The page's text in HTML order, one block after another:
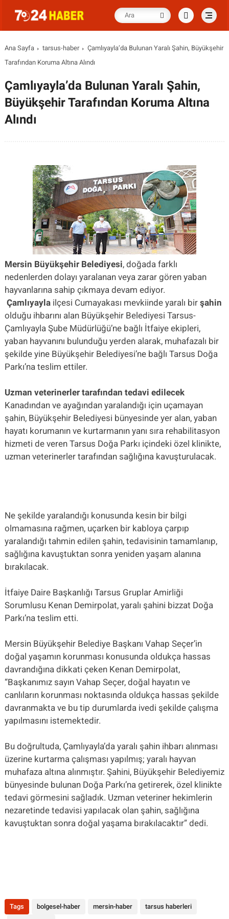
Ana Sayfa tarsus-haber
Çamlıyayla’da Bulunan Yaralı Şahin, Büyükşehir
Tarafından Koruma Altına Alındı
Çamlıyayla’da Bulunan Yaralı Şahin,
Büyükşehir Tarafından Koruma Altına
Alındı
Mersin Büyükşehir Belediyesi, doğada farklı
nedenlerden dolayı yaralanan veya zarar gören yaban
hayvanlarına sahip çıkmaya devam ediyor.
Çamlıyaylailçesi Cumayakası mevkiinde yaralı bir şahin
olduğu ihbarını alan Büyükşehir Belediyesi Tarsus-
Çamlıyayla Şube Müdürlüğü’ne bağlı İtfaiye ekipleri,
yaban hayvanını bulunduğu yerden alarak, muhafazalı bir
şekilde yine Büyükşehir Belediyesi’ne bağlı Tarsus Doğa
Parkı’na teslim ettiler.
Uzman veterinerler tarafından tedavi edilecek
Kanadından ve ayağından yaralandığı için uçamayan
şahin, Büyükşehir Belediyesi bünyesinde yer alan, yaban
hayatı korumanın ve kurtarmanın yanı sıra rehabilitasyon
hizmeti de veren Tarsus Doğa Parkı içindeki özel klinikte,
uzman veterinerler tarafından sağlığına kavuşturulacak.
Ne şekilde yaralandığı konusunda kesin bir bilgi
olmamasına rağmen, uçarken bir kabloya çarpıp
yaralandığı tahmin edilen şahin, tedavisinin tamamlanıp,
sağlığına kavuştuktan sonra yeniden yaşam alanına
bırakılacak.
İtfaiye Daire Başkanlığı Tarsus Gruplar Amirliği
Sorumlusu Kenan Demirpolat, yaralı şahini bizzat Doğa
Parkı’na teslim etti.
Mersin Büyükşehir Belediye Başkanı Vahap Seçer’in
doğal yaşamın korunması konusunda oldukça hassas
davrandığına dikkati çeken Kenan Demirpolat,
“Başkanımız sayın Vahap Seçer, doğal hayatın ve
canlıların korunması noktasında oldukça hassas şekilde
davranmakta ve bu tip durumlarda ivedi şekilde çalışma
yapılmasını istemektedir.
Bu doğrultuda, Çamlıyayla’da yaralı şahin ihbarı alınması
üzerine kurtarma çalışması yapılmış; yaralı hayvan
muhafaza altına alınmıştır. Şahini, Büyükşehir Belediyemiz
bünyesinde bulunan Doğa Parkı’na getirerek, özel klinikte
tedavi görmesini sağladık. Uzman veteriner hekimlerin
nezaretinde tedavisi yapılacak olan şahin, sağlığına
kavuştuktan sonra doğal yaşama bırakılacaktır” dedi.
Tags bolgesel-haber mersin-haber
tarsus haberleri